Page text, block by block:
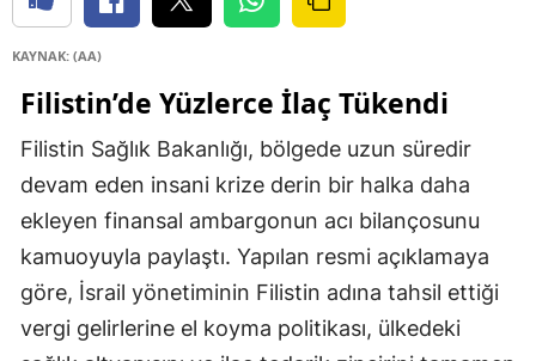
KAYNAK: (AA)
Filistin’de Yüzlerce İlaç Tükendi
Filistin Sağlık Bakanlığı, bölgede uzun süredir
devam eden insani krize derin bir halka daha
ekleyen finansal ambargonun acı bilançosunu
kamuoyuyla paylaştı. Yapılan resmi açıklamaya
göre, İsrail yönetiminin Filistin adına tahsil ettiği
vergi gelirlerine el koyma politikası, ülkedeki